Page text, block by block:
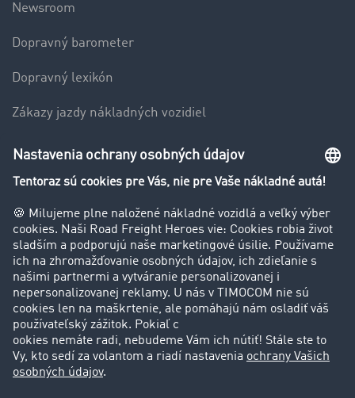
Newsroom
Dopravný barometer
Dopravný lexikón
Zákazy jazdy nákladných vozidiel
Firma
Príbehy zákazníkov
Zákazníci získavajú zákazníkov
Podpora
Kontakt